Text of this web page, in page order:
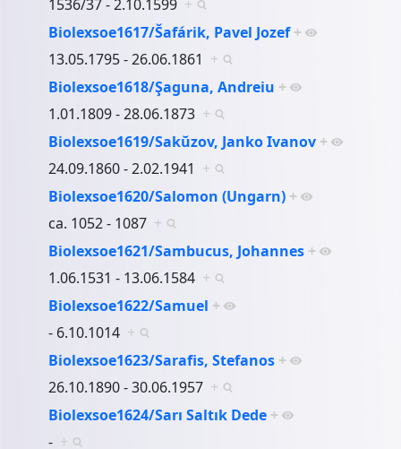
1536/37 - 2.10.1599 +
Biolexsoe1617/Šafárik, Pavel Jozef +
13.05.1795 - 26.06.1861 +
Biolexsoe1618/Şaguna, Andreiu +
1.01.1809 - 28.06.1873 +
Biolexsoe1619/Sakŭzov, Janko Ivanov +
24.09.1860 - 2.02.1941 +
Biolexsoe1620/Salomon (Ungarn) +
ca. 1052 - 1087 +
Biolexsoe1621/Sambucus, Johannes +
1.06.1531 - 13.06.1584 +
Biolexsoe1622/Samuel +
- 6.10.1014 +
Biolexsoe1623/Sarafis, Stefanos +
26.10.1890 - 30.06.1957 +
Biolexsoe1624/Sarı Saltık Dede +
- +